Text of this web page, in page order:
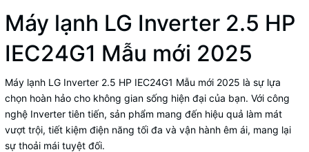
Máy lạnh LG Inverter 2.5 HP
IEC24G1 Mẫu mới 2025
Máy lạnh LG Inverter 2.5 HP IEC24G1 Mẫu mới 2025 là sự lựa
chọn hoàn hảo cho không gian sống hiện đại của bạn. Với công
nghệ Inverter tiên tiến, sản phẩm mang đến hiệu quả làm mát
vượt trội, tiết kiệm điện năng tối đa và vận hành êm ái, mang lại
sự thoải mái tuyệt đối.